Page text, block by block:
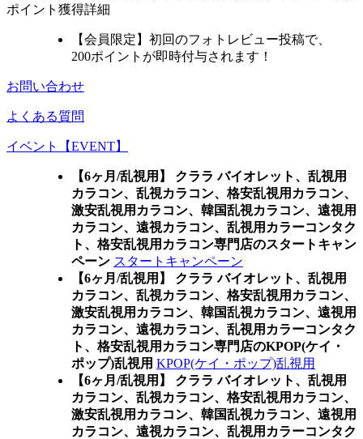
ポイント獲得詳細
【会員限定】初回のフォトレビュー投稿で、
200ポイント が即時付与されます！
お問い合わせ
よくある質問
イベント【EVENT】
【6ヶ月/乱視用】 クララ バイオレット、乱視用
カラコン、乱視カラコン、格安乱視用カラコン、
激安乱視用カラコン、韓国乱視カラコン、遠視用
カラコン、遠視カラコン、乱視用カラーコンタク
ト、格安乱視用カラコン専門店のスタートキャン
ペーン スタートキャンペーン
【6ヶ月/乱視用】 クララ バイオレット、乱視用
カラコン、乱視カラコン、格安乱視用カラコン、
激安乱視用カラコン、韓国乱視カラコン、遠視用
カラコン、遠視カラコン、乱視用カラーコンタク
ト、格安乱視用カラコン専門店のKPOP(ケイ・
ポップ)乱視用 KPOP(ケイ・ポップ)乱視用
【6ヶ月/乱視用】 クララ バイオレット、乱視用
カラコン、乱視カラコン、格安乱視用カラコン、
激安乱視用カラコン、韓国乱視カラコン、遠視用
カラコン、遠視カラコン、乱視用カラーコンタク